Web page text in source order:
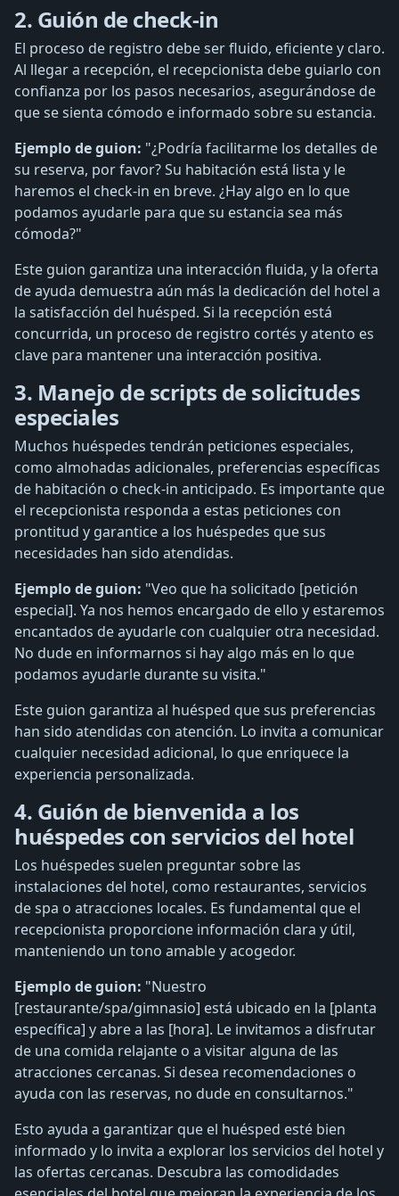
2. Guión de check-in
El proceso de registro debe ser fluido, eficiente y claro.
Al llegar a recepción, el recepcionista debe guiarlo con
confianza por los pasos necesarios, asegurándose de
que se sienta cómodo e informado sobre su estancia.
Ejemplo de guion: "¿Podría facilitarme los detalles de
su reserva, por favor? Su habitación está lista y le
haremos el check-in en breve. ¿Hay algo en lo que
podamos ayudarle para que su estancia sea más
cómoda?"
Este guion garantiza una interacción fluida, y la oferta
de ayuda demuestra aún más la dedicación del hotel a
la satisfacción del huésped. Si la recepción está
concurrida, un proceso de registro cortés y atento es
clave para mantener una interacción positiva.
3. Manejo de scripts de solicitudes
especiales
Muchos huéspedes tendrán peticiones especiales,
como almohadas adicionales, preferencias específicas
de habitación o check-in anticipado. Es importante que
el recepcionista responda a estas peticiones con
prontitud y garantice a los huéspedes que sus
necesidades han sido atendidas.
Ejemplo de guion: "Veo que ha solicitado [petición
especial]. Ya nos hemos encargado de ello y estaremos
encantados de ayudarle con cualquier otra necesidad.
No dude en informarnos si hay algo más en lo que
podamos ayudarle durante su visita."
Este guion garantiza al huésped que sus preferencias
han sido atendidas con atención. Lo invita a comunicar
cualquier necesidad adicional, lo que enriquece la
experiencia personalizada.
4. Guión de bienvenida a los
huéspedes con servicios del hotel
Los huéspedes suelen preguntar sobre las
instalaciones del hotel, como restaurantes, servicios
de spa o atracciones locales. Es fundamental que el
recepcionista proporcione información clara y útil,
manteniendo un tono amable y acogedor.
Ejemplo de guion: "Nuestro
[restaurante/spa/gimnasio] está ubicado en la [planta
específica] y abre a las [hora]. Le invitamos a disfrutar
de una comida relajante o a visitar alguna de las
atracciones cercanas. Si desea recomendaciones o
ayuda con las reservas, no dude en consultarnos."
Esto ayuda a garantizar que el huésped esté bien
informado y lo invita a explorar los servicios del hotel y
las ofertas cercanas. Descubra las comodidades